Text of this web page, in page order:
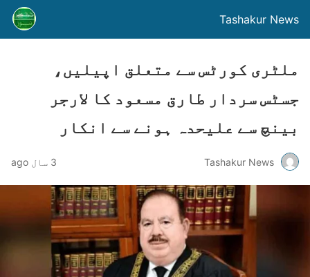
Tashakur News
ملٹری کورٹس سے متعلق اپیلیں،
جسٹس سردار طارق مسعود کا لارجر
بینچ سے علیحدہ ہونے سے انکار
Tashakur News 3 سال ago